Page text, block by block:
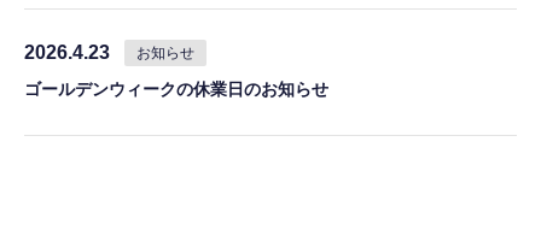
2026.4.23 お知らせ
ゴールデンウィークの休業日のお知らせ